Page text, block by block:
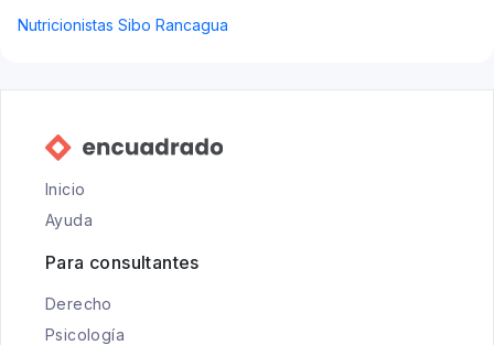
Nutricionistas Sibo Rancagua
Inicio
Ayuda
Para consultantes
Derecho
Psicología